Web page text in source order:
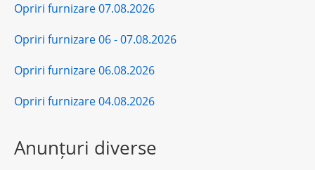
Opriri furnizare 07.08.2026
Opriri furnizare 06 - 07.08.2026
Opriri furnizare 06.08.2026
Opriri furnizare 04.08.2026
Anunțuri diverse